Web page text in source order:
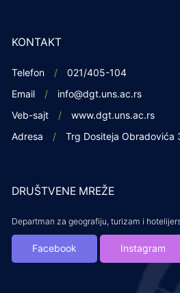
KONTAKT
Telefon
021/405-104
Email
info@dgt.uns.ac.rs
Veb-sajt
www.dgt.uns.ac.rs
Adresa
Trg Dositeja Obradovića
DRUŠTVENE MREŽE
Departman za geografiju, turizam i
Facebook Instagram